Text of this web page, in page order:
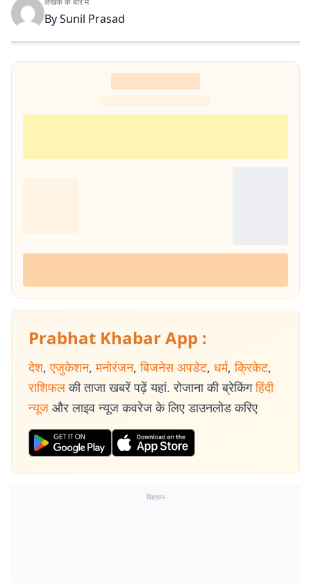
BySunil Prasad
Prabhat Khabar App :
देश, एजुकेशन, मनोरंजन, बिजनेस अपडेट, धर्म, क्रिकेट,
राशिफल की ताजा खबरें पढ़ें यहां. रोजाना की ब्रेकिंग हिंदी
न्यूज और लाइव न्यूज कवरेज के लिए डाउनलोड करिए
विज्ञापन